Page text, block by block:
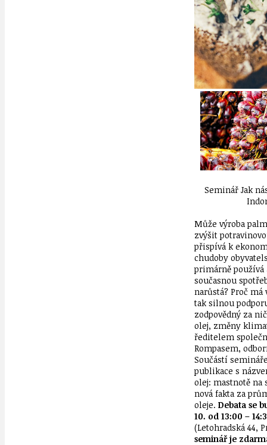
Seminář Jak
Může výroba
zvýšit
přispívá k
chudoby
primárně používá
současnou
narůstá? Proč
tak silnou
zodpovědný za
olej, změny
ředitelem
Rompasem,
Součástí
publikace s
olej: mastnotě na
nová fakta za
oleje. Debata se
10. od 13:00 –
(Letohradská 44,
seminář je